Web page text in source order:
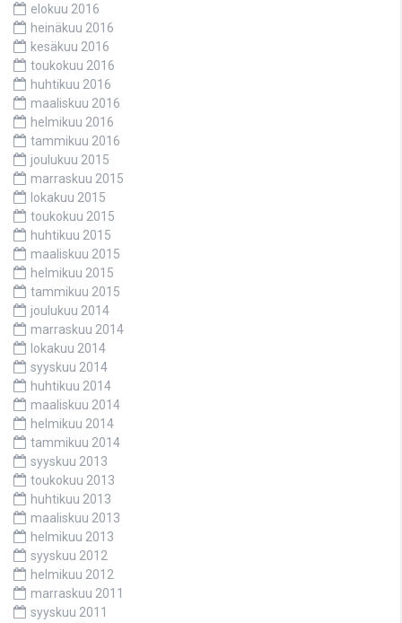
elokuu 2016
heinäkuu 2016
kesäkuu 2016
toukokuu 2016
huhtikuu 2016
maaliskuu 2016
helmikuu 2016
tammikuu 2016
joulukuu 2015
marraskuu 2015
lokakuu 2015
toukokuu 2015
huhtikuu 2015
maaliskuu 2015
helmikuu 2015
tammikuu 2015
joulukuu 2014
marraskuu 2014
lokakuu 2014
syyskuu 2014
huhtikuu 2014
maaliskuu 2014
helmikuu 2014
tammikuu 2014
syyskuu 2013
toukokuu 2013
huhtikuu 2013
maaliskuu 2013
helmikuu 2013
syyskuu 2012
helmikuu 2012
marraskuu 2011
syyskuu 2011